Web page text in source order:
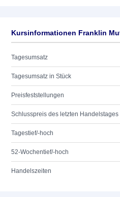
Kursinformationen Franklin
Tagesumsatz
Tagesumsatz in Stück
Preisfeststellungen
Schlusspreis des letzten Handelstages
Tagestief/-hoch
52-Wochentief/-hoch
Handelszeiten